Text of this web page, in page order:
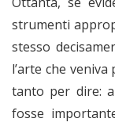
strumenti
stesso
l’arte che
tanto per dire:
fosse